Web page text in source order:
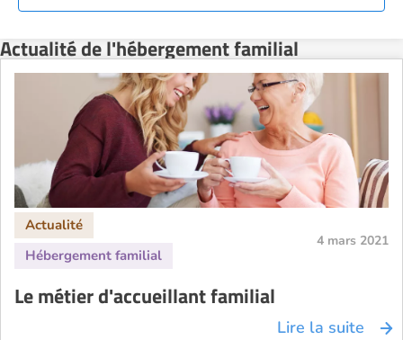
Actualité de l'hébergement familial
4 mars 2021
Le métier d'accueillant familial
Lire la suite